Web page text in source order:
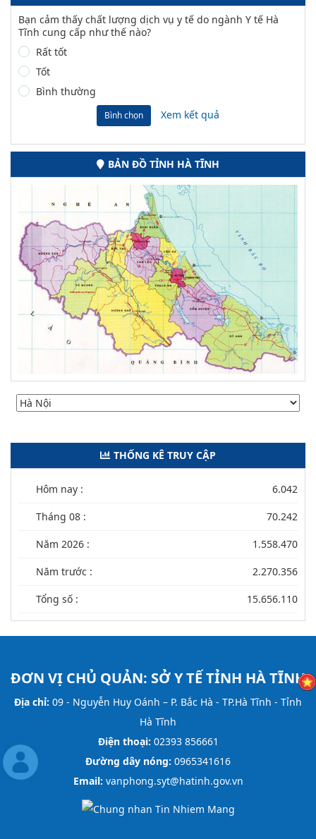
Bạn cảm thấy chất lượng dịch vụ y tế do ngành Y tế Hà
Tĩnh cung cấp như thế nào?
Rất tốt
Tốt
Bình thường
Bình chọn Xem kết quả
BẢN ĐỒ TỈNH HÀ TĨNH
THỐNG KÊ TRUY CẬP
Hôm nay : 6.042
Tháng 08 : 70.242
Năm 2026 : 1.558.470
Năm trước : 2.270.356
Tổng số : 15.656.110
ĐƠN VỊ CHỦ QUẢN: SỞ Y TẾ TỈNH HÀ TĨNH
Địa chỉ: 09 - Nguyễn Huy Oánh – P. Bắc Hà - TP.Hà Tĩnh - Tỉnh
Hà Tĩnh
Điện thoại: 02393 856661
Đường dây nóng: 0965341616
Email: vanphong.syt@hatinh.gov.vn